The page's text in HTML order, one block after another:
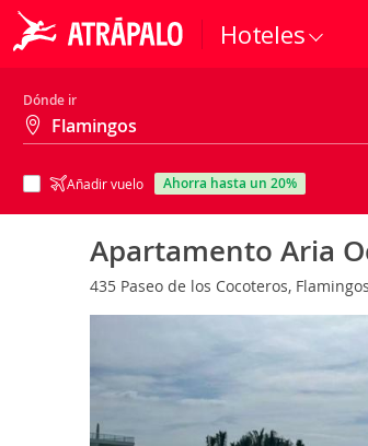
Hoteles
Dónde ir
Añadir vuelo ahorra hasta un 20%
Apartamento Aria
435 Paseo de los Cocoteros,